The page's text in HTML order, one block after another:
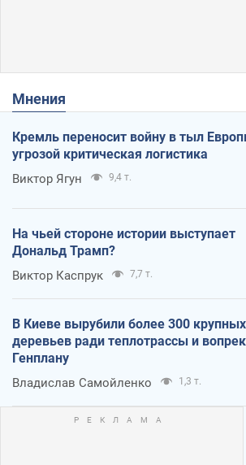
Мнения
Кремль переносит войну в тыл
угрозой критическая логистика
Виктор Ягун 9,4 т.
На чьей стороне истории выступает
Дональд Трамп?
Виктор Каспрук 7,7 т.
В Киеве вырубили более 300 крупных
деревьев ради теплотрассы и
Генплану
Владислав Самойленко 1,3 т.